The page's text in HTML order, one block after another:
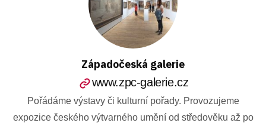
Západočeská galerie
www.zpc-galerie.cz
Pořádáme výstavy či kulturní pořady. Provozujeme
expozice českého výtvarného umění od středověku až po